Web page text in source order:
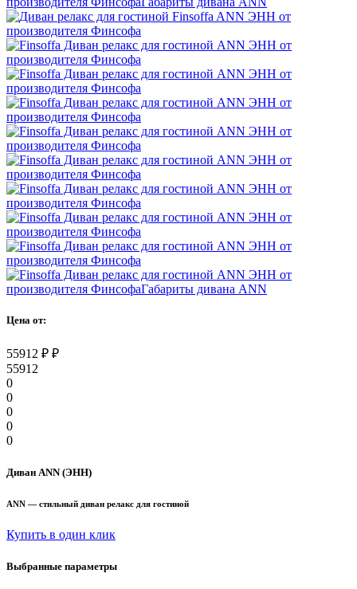
Цена от:
55912 ₽ ₽
55912
0
0
0
0
0
Диван ANN (ЭНН)
ANN — стильный диван релакс для гостиной
Купить в один клик
Выбранные параметры